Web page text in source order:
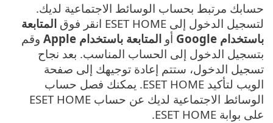
حسابك مرتبط بحساب الوسائط الاجتماعية لديك.
لتسجيل الدخول إلى ESET HOME انقر فوق
المتابعة
باستخدام Google
أو المتابعة باستخدام Apple
وقم
بتسجيل الدخول إلى الحساب المناسب. بعد نجاح
تسجيل الدخول، ستتم إعادة توجيهك إلى صفحة
الويب لتأكيد ESET HOME. يمكنك فصل حساب
الوسائط الاجتماعية لديك عن حساب ESET HOME
على بوابة ESET HOME.